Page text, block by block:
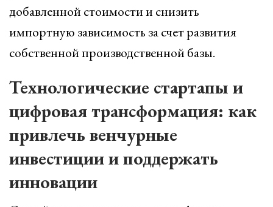
добавленной стоимости и снизить
импортную зависимость за счет развития
собственной производственной базы.
Технологические стартапы и
цифровая трансформация: как
привлечь венчурные
инвестиции и поддержать
инновации